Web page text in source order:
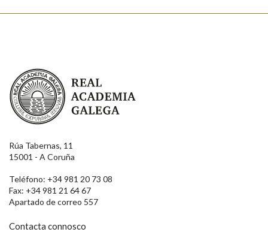
Real Academia Galega
Rúa Tabernas, 11
15001 - A Coruña
Teléfono: +34 981 20 73 08
Fax: +34 981 21 64 67
Apartado de correo 557
Contacta connosco